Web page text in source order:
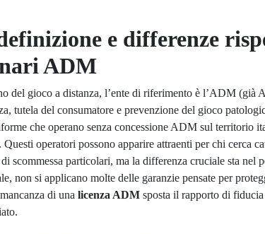
e differenze
ADM
del gioco a distanza, l’ente di riferimento è l’ADM (già
tutela del consumatore e prevenzione del gioco
che operano senza concessione ADM sul territorio
operatori possono apparire attraenti per chi cerca
scommessa particolari, ma la differenza cruciale sta nel
non si applicano molte delle garanzie pensate per
di una licenza ADM sposta il rapporto di